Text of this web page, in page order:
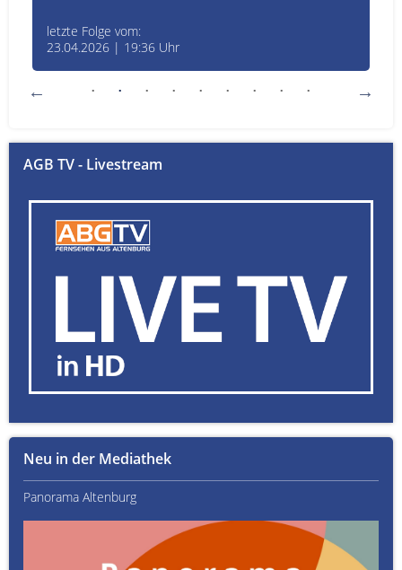
letzte Folge vom:
23.04.2026 | 19:36 Uhr
AGB TV - Livestream
Neu in der Mediathek
Panorama Altenburg